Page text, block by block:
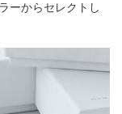
ーからセレクトし